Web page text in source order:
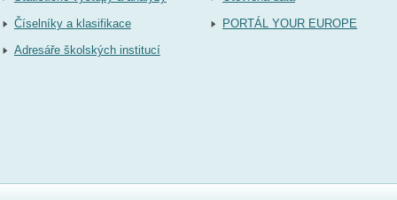
Číselníky a klasifikace
Adresáře školských institucí
PORTÁL YOUR EUROPE